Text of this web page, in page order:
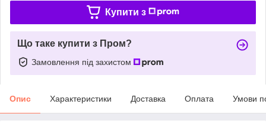
Купити з
Що таке купити з Пром?
Замовлення під захистом
Опис Характеристики Доставка Оплата Умови